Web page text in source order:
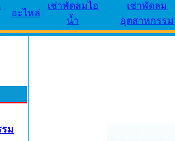
อะไหล่
เช่าพัดลมไอ
น้ำ
เช่าพัดลม
อุตสาหกรรม
ม